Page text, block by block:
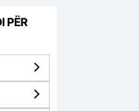
PËR